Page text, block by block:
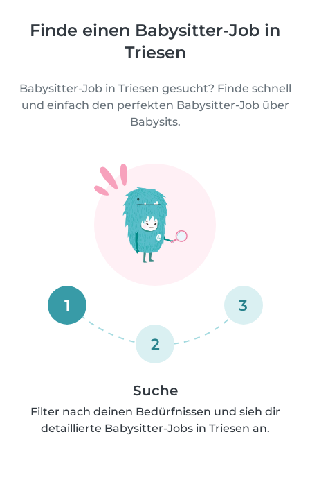
Finde einen Babysitter-Job in
Triesen
Babysitter-Job in Triesen gesucht? Finde schnell
und einfach den perfekten Babysitter-Job über
Babysits.
1
2
3
Suche
Filter nach deinen Bedürfnissen und sieh dir
detaillierte Babysitter-Jobs in Triesen an.